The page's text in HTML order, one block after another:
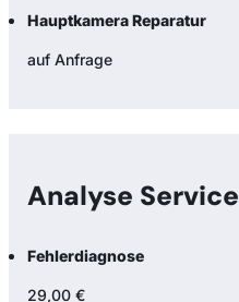
Hauptkamera Reparatur
auf Anfrage
Analyse Service
Fehlerdiagnose
29,00 €